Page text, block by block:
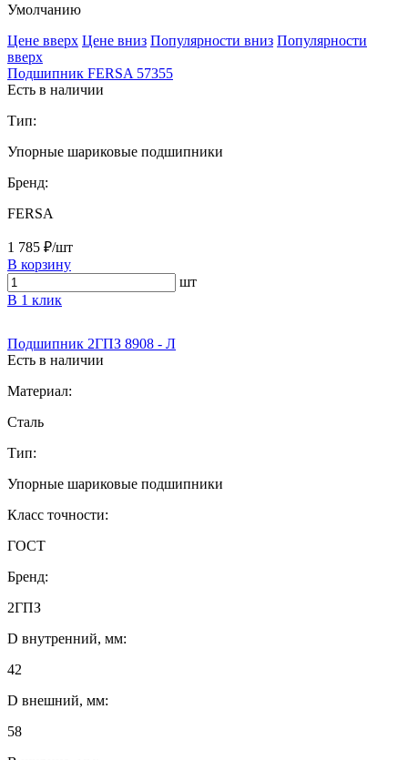
Умолчанию
Ценe вверх Ценe вниз Популярности вниз Популярности
вверх
Подшипник FERSA 57355
Есть в наличии
Тип:
Упорные шариковые подшипники
Бренд:
FERSA
1 785 ₽/шт
В корзину
шт
В 1 клик
Подшипник 2ГПЗ 8908 - Л
Есть в наличии
Материал:
Сталь
Тип:
Упорные шариковые подшипники
Класс точности:
ГОСТ
Бренд:
2ГПЗ
D внутренний, мм:
42
D внешний, мм:
58